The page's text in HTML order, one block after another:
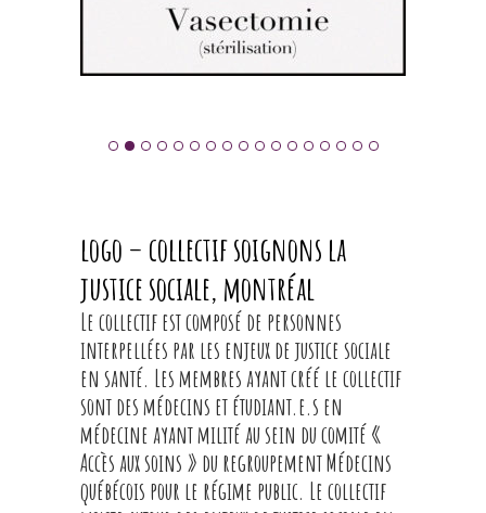
logo – collectif soignons la
justice sociale, montréal
Le collectifest composé de personnes
interpellées par les enjeux de justice sociale
en santé. Les membres ayant créé le collectif
sont des médecins et étudiant.e.s en
médecine ayant milité au sein du comité «
Accès aux soins » du regroupement Médecins
québécois pour le régime public. Le collectif